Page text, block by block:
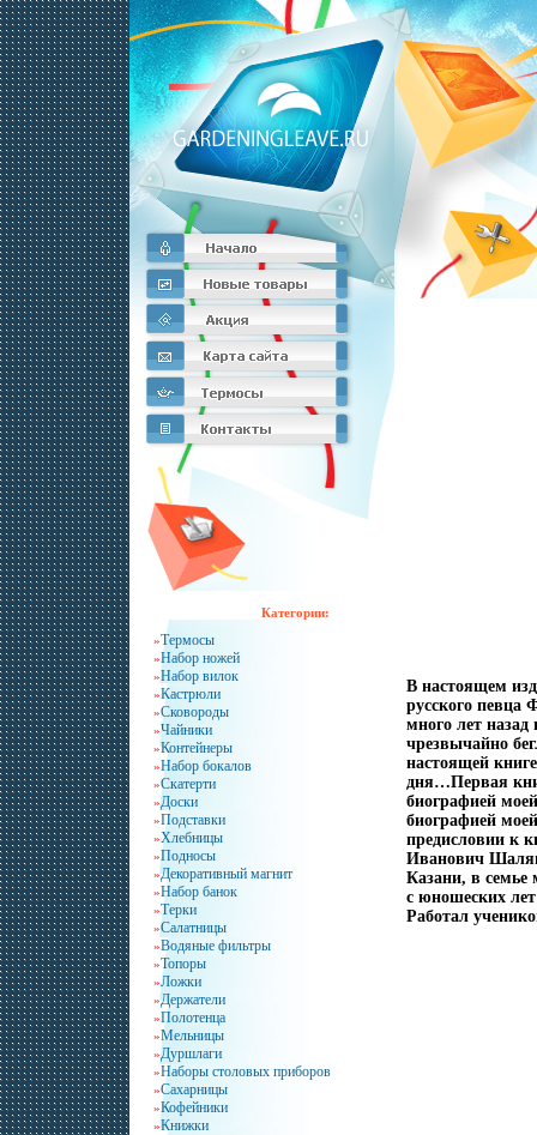
Категории:
»Термосы
»Набор ножей
»Набор вилок
»Кастрюли
»Сковороды
»Чайники
»Контейнеры
»Набор бокалов
»Скатерти
»Доски
»Подставки
»Хлебницы
»Подносы
»Декоративный магнит
»Набор банок
»Терки
»Салатницы
»Водяные фильтры
»Топоры
»Ложки
»Держатели
»Полотенца
»Мельницы
»Дуршлаги
»Наборы столовых приборов
»Сахарницы
»Кофейники
»Книжки
В настоящем
русского
много лет
чрезвычайно
настоящей
дня…Первая
биографией
биографией
предисловии к
Иванович
Казани, в семье
с юношеских лет
Работал